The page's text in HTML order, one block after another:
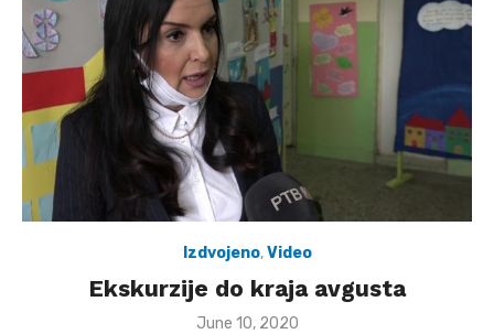
Izdvojeno,Video
Ekskurzije do kraja avgusta
Posted
June 10, 2020